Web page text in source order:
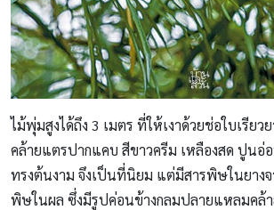
ไม้พุ่มสูงได้ถึง 3 เมตร ที่ให้เงาด้วยช่อใบเรียว
คล้ายแตรปากแคบ สีขาวครีม เหลืองสด ปูนอ่อ
ทรงต้นงาม จึงเป็นที่นิยม แต่มีสารพิษในยาง
พิษในผล ซึ่งมีรูปค่อนข้างกลมปลายแหลมคล้